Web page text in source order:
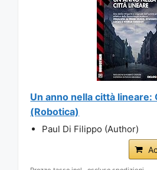
Un anno nella città lineare:
(Robotica)
Paul Di Filippo (Author)